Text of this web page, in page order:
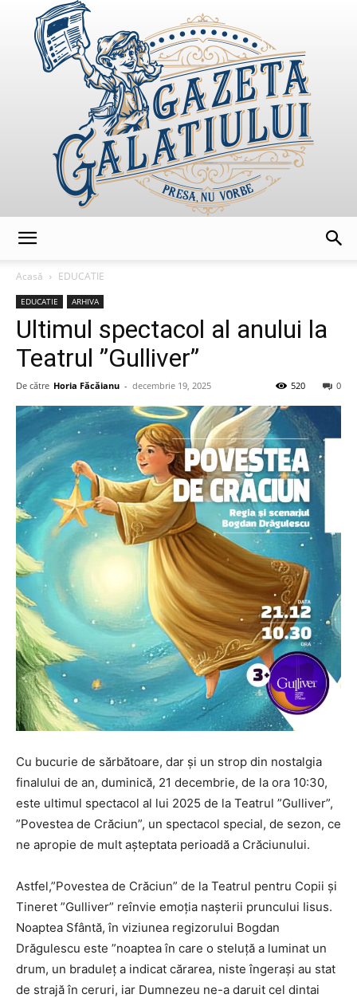
Acasă
EDUCATIE
EDUCATIE ARHIVA
Ultimul spectacol al anului la
Teatrul ”Gulliver”
De către Horia Făcăianu - decembrie 19, 2025 0
520
Cu bucurie de sărbătoare, dar și un strop din nostalgia
finalului de an, duminică, 21 decembrie, de la ora 10:30,
este ultimul spectacol al lui 2025 de la Teatrul ”Gulliver”,
”Povestea de Crăciun”, un spectacol special, de sezon, ce
ne apropie de mult așteptata perioadă a Crăciunului.
Astfel,”Povestea de Crăciun” de la Teatrul pentru Copii și
Tineret ”Gulliver” reînvie emoția naşterii pruncului Iisus.
Noaptea Sfântă, în viziunea regizorului Bogdan
Drăgulescu este ”noaptea în care o steluță a luminat un
drum, un braduleț a indicat cărarea, niste îngerași au stat
de strajă în ceruri, iar Dumnezeu ne-a daruit cel dintai